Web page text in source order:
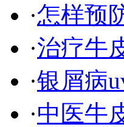
·怎样预
·治疗牛
·银屑病
·中医牛